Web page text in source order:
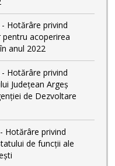
Hotărâre privind
acoperirea
anul 2022
Hotărâre privind
Județean Argeș
de Dezvoltare
Hotărâre privind
de funcții ale